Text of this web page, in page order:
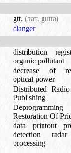
gtt. (лат. gutta)
clanger
distribution
organic pollutant
decrease of
optical power
Distributed
Publishing
Restoration Of
data printout
detection
processing